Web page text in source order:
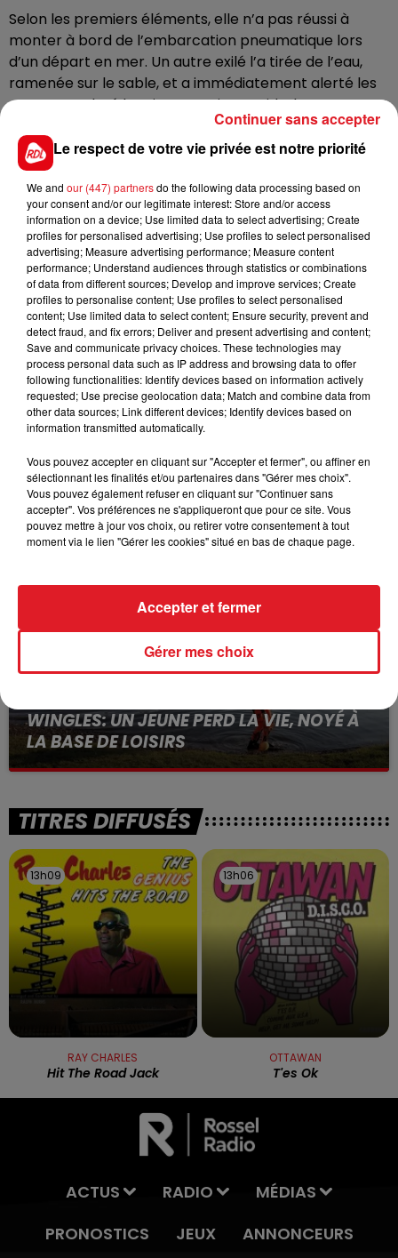
Selon les premiers éléments, elle n’a pas réussi à
monter à bord de l’embarcation pneumatique lors
d’un départ en mer. Un autre exilé l’a tirée de l’eau,
ramenée sur le sable, et a immédiatement alerté les
secours. Malgré leur intervention rapide, les secours
Son identité n’a pas encore été formellement établie.
Cette nouvelle tragédie rappelle les risques
importants encourus par les exilés qui tentent la
traversée de la Manche depuis les côtes françaises.
FIL D'ACTUS
15 juillet 2026
BÉTHUNE: ENQUÊTE POUR HOMICIDE
VOLONTAIRE EN COURS, APRÈS LA...
Selon les premiers éléments, le logement servait
WINGLES: UN JEUNE PERD LA VIE, NOYÉ À
LA BASE DE LOISIRS
La victime a coulé à pic
TITRES DIFFUSÉS
13h09
13h09
RAY CHARLES
Hit The Road Jack
13h06
13h06
OTTAWAN
T'es Ok
ACTUS RADIO
MÉDIAS
PRONOSTICS
JEUX ANNONCEURS
Le respect de votre vie privée est notre priorité
We and our (447) partnersdo the following data processing based on
your consent and/or our legitimate interest: Store and/or access
information on a device; Use limited data to select advertising; Create
profiles for personalised advertising; Use profiles to select personalised
advertising; Measure advertising performance; Measure content
performance; Understand audiences through statistics or combinations
of data from different sources; Develop and improve services; Create
profiles to personalise content; Use profiles to select personalised
content; Use limited data to select content; Ensure security, prevent and
detect fraud, and fix errors; Deliver and present advertising and content;
Save and communicate privacy choices. These technologies may
process personal data such as IP address and browsing data to offer
following functionalities: Identify devices based on information actively
requested; Use precise geolocation data; Match and combine data from
other data sources; Link different devices; Identify devices based on
information transmitted automatically.
Vous pouvez accepter en cliquant sur "Accepter et fermer", ou affiner en
sélectionnant les finalités et/ou partenaires dans "Gérer mes choix".
Vous pouvez également refuser en cliquant sur "Continuer sans
accepter". Vos préférences ne s'appliqueront que pour ce site. Vous
pouvez mettre à jour vos choix, ou retirer votre consentement à tout
moment via le lien "Gérer les cookies" situé en bas de chaque page.
Gérer mes choix
Accepter et fermer
Continuer sans accepter